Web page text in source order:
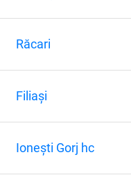
Răcari
Filiași
Ionești Gorj hc